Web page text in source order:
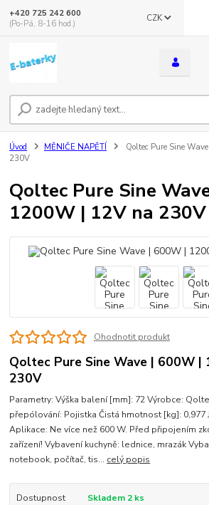
CZK
+420 725 242 600
(Po-Pá, 8-16 hod.)
Úvod MĚNIČE NAPĚTÍ
Qoltec Pure Sine
230V
Qoltec Pure Sine
1200W | 12V na 230V
Ohodnotit produkt
Qoltec Pure Sine Wave | 600W |
230V
Parametry: Výška balení [mm]: 72 Výrobce:
přepólování: Pojistka Čistá hmotnost [kg]: 0,977
Aplikace: Ne více než 600 W. Před připojením
zařízení! Vybavení kuchyně: lednice, mrazák
notebook, počítač, tis... celý popis
Dostupnost Skladem 2 ks